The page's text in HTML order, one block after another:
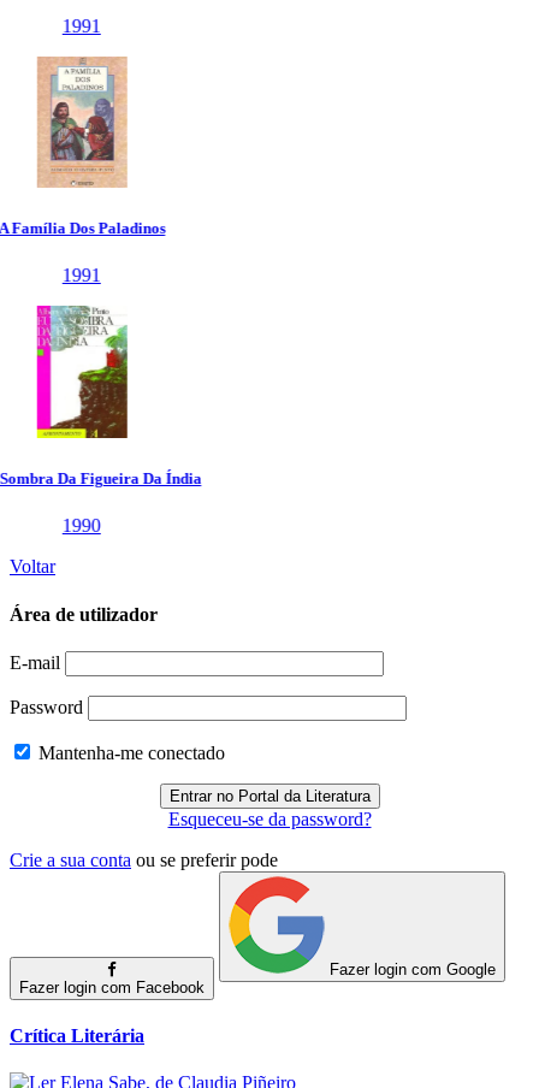
Voltar
Área de utilizador
E-mail
Password
Mantenha-me conectado
Esqueceu-se da password?
Crie a sua conta ou se preferir pode
Fazer login com Facebook
Fazer login com Google
Crítica Literária